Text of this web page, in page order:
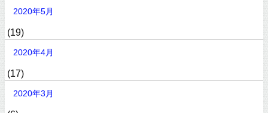
2020年5月
(19)
2020年4月
(17)
2020年3月